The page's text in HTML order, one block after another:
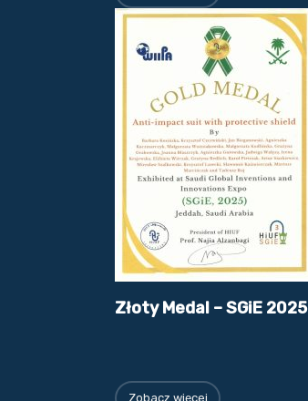
Złoty Medal – SGiE 2025
Zobacz więcej